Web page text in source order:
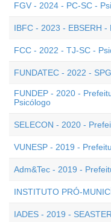
FGV - 2024 - PC-SC -
IBFC - 2023 - EBSERH -
FCC - 2022 - TJ-SC -
FUNDATEC - 2022 -
FUNDEP - 2020 -
Psicólogo
SELECON - 2020 -
VUNESP - 2019 -
Adm&Tec - 2019 -
INSTITUTO PRÓ-
IADES - 2019 -